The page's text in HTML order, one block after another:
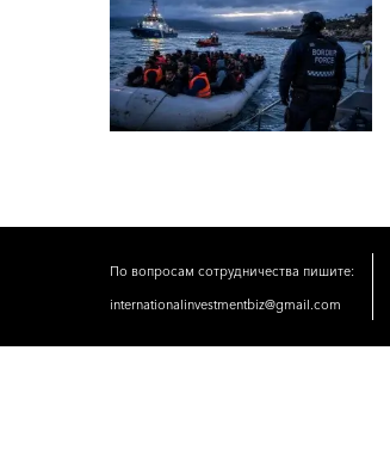
По вопросам сотрудничества пишите:
internationalinvestmentbiz@gmail.com